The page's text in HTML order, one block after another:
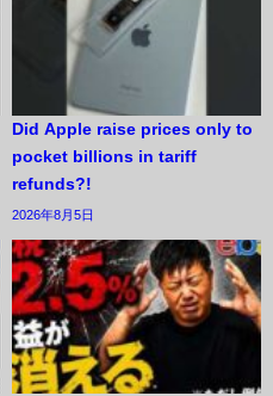
Did Apple raise prices only to
pocket billions in tariff
refunds?!
2026年8月5日